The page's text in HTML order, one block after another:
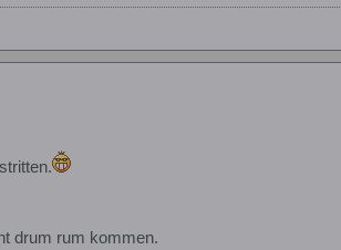
drum rum kommen.